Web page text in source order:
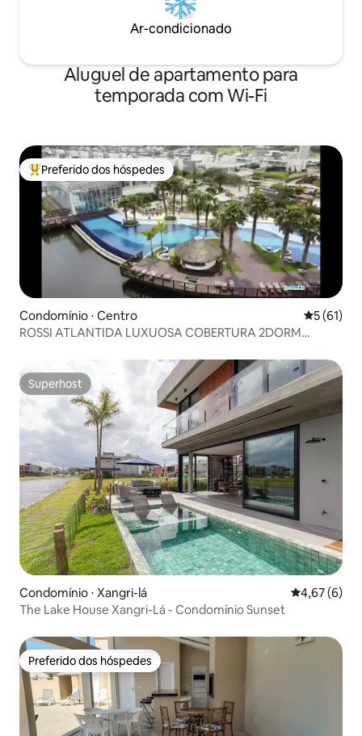
Ar-condicionado
Aluguel de apartamento para
temporada com Wi-Fi
Entre os melhores preferidos dos hóspedes
Preferido dos hóspedes
Condomínio ⋅ Centro 5 de uma
5 (61)
ROSSI ATLANTIDA LUXUOSA COBERTURA 2DORM
Superhost
Superhost
Condomínio ⋅ Xangri-lá 4,67 de uma
4,67 (6)
The Lake House Xangri-Lá - Condomínio Sunset
Preferido dos hóspedes
Preferido dos hóspedes